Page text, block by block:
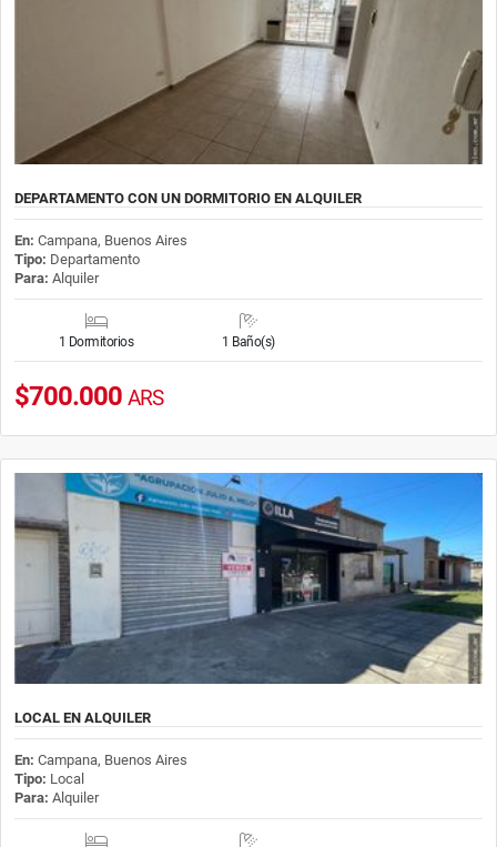
DEPARTAMENTO CON UN DORMITORIO EN ALQUILER
En: Campana, Buenos Aires
Tipo: Departamento
Para: Alquiler
1 Dormitorios 1 Baño(s)
$700.000 ARS
LOCAL EN ALQUILER
En: Campana, Buenos Aires
Tipo: Local
Para: Alquiler